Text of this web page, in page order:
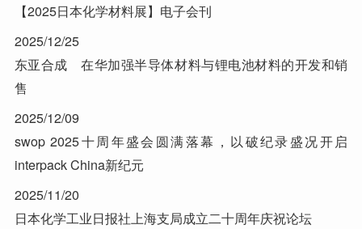
【2025日本化学材料展】电子会刊
2025/12/25
东亚合成 在华加强半导体材料与锂电池材料的开发和销
售
2025/12/09
swop 2025十周年盛会圆满落幕，以破纪录盛况开启
interpack China新纪元
2025/11/20
日本化学工业日报社上海支局成立二十周年庆祝论坛